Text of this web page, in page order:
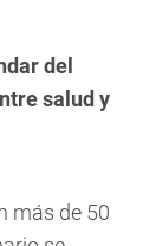
del
salud y
más de 50